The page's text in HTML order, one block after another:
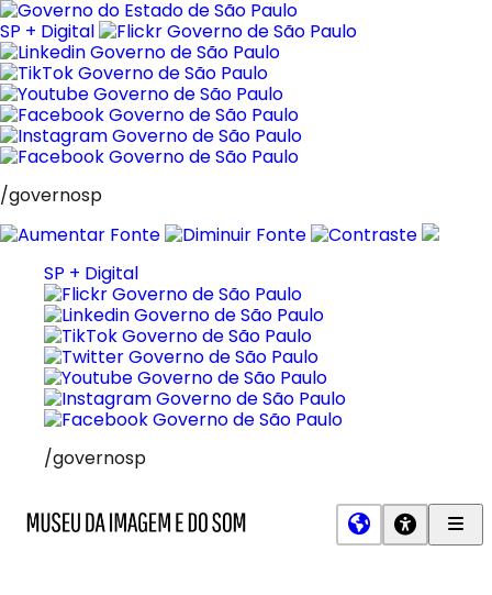
Pular
para
o
conteúdo
SP + Digital
/governosp
SP + Digital
/governosp